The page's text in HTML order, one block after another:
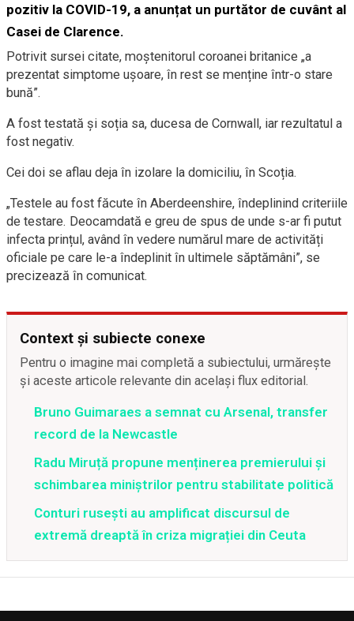
pozitiv la COVID-19, a anunțat un purtător de cuvânt al
Casei de Clarence.
Potrivit sursei citate, moștenitorul coroanei britanice „a
prezentat simptome ușoare, în rest se menține într-o stare
bună”.
A fost testată și soția sa, ducesa de Cornwall, iar rezultatul a
fost negativ.
Cei doi se aflau deja în izolare la domiciliu, în Scoția.
„Testele au fost făcute în Aberdeenshire, îndeplinind criteriile
de testare. Deocamdată e greu de spus de unde s-ar fi putut
infecta prințul, având în vedere numărul mare de activități
oficiale pe care le-a îndeplinit în ultimele săptămâni”, se
precizează în comunicat.
Context și subiecte conexe
Pentru o imagine mai completă a subiectului, urmărește
și aceste articole relevante din același flux editorial.
Bruno Guimaraes a semnat cu Arsenal, transfer
record de la Newcastle
Radu Miruță propune menținerea premierului și
schimbarea miniștrilor pentru stabilitate politică
Conturi rusești au amplificat discursul de
extremă dreaptă în criza migrației din Ceuta